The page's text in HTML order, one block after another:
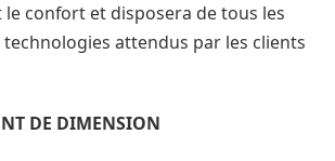
confort et disposera de tous les
attendus par les clients
DE DIMENSION